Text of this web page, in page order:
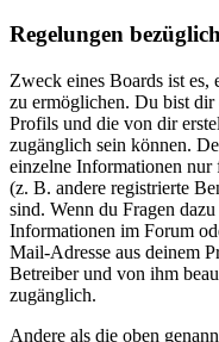
Regelungen
Zweck eines Boards ist es,
zu ermöglichen. Du bist dir
Profils und die von dir
zugänglich sein können.
einzelne Informationen nur
(z. B. andere registrierte
sind. Wenn du Fragen
Informationen im Forum
Mail-Adresse aus deinem
Betreiber und von ihm
zugänglich.
Andere als die oben